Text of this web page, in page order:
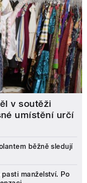
v soutěži
umístění určí
běžně sledují
pasti manželství. Po